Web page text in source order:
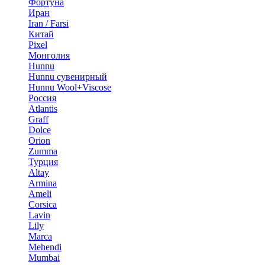
Фортуна
Иран
Iran / Farsi
Китай
Pixel
Монголия
Hunnu
Hunnu сувенирный
Hunnu Wool+Viscose
Россия
Atlantis
Graff
Dolce
Orion
Zumma
Турция
Altay
Armina
Ameli
Corsica
Lavin
Lily
Marca
Mehendi
Mumbai